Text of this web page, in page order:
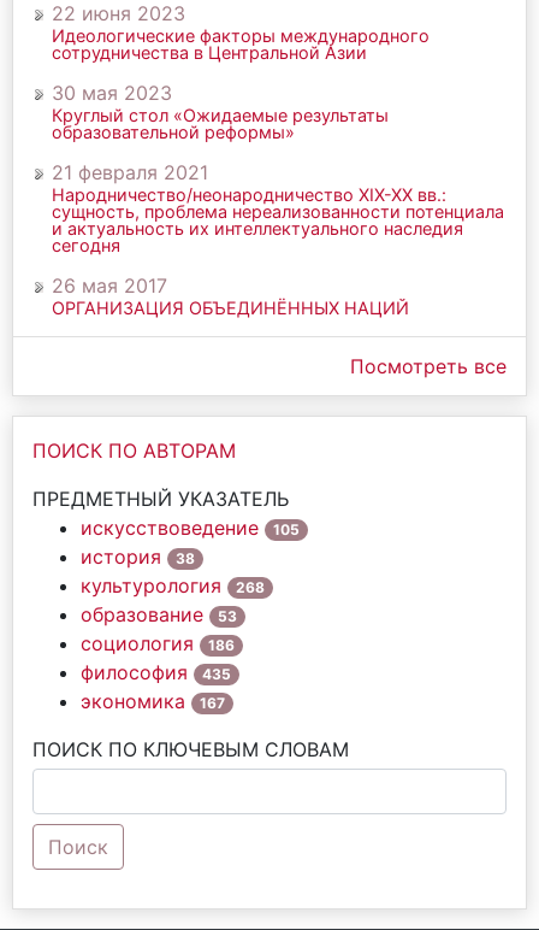
22 июня 2023
Идеологические факторы международного
сотрудничества в Центральной Азии
30 мая 2023
Круглый стол «Ожидаемые результаты
образовательной реформы»
21 февраля 2021
Народничество/неонародничество ХIХ-ХХ вв.:
сущность, проблема нереализованности потенциала
и актуальность их интеллектуального наследия
сегодня
26 мая 2017
ОРГАНИЗАЦИЯ ОБЪЕДИНЁННЫХ НАЦИЙ
Посмотреть все
ПОИСК ПО АВТОРАМ
ПРЕДМЕТНЫЙ УКАЗАТЕЛЬ
искусствоведение
105
история 38
культурология 268
образование 53
социология 186
философия 435
экономика 167
ПОИСК ПО КЛЮЧЕВЫМ СЛОВАМ
Поиск